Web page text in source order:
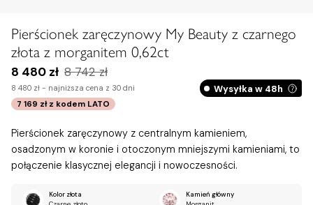
Pierścionek zaręczynowy My Beauty z czarnego
złota z morganitem 0,62ct
8 480 zł 8 742 zł
8 480 zł - najniższa cena z 30 dni
7 169 zł z kodem LATO
Wysyłka w 48h
Pierścionek zaręczynowy z centralnym kamieniem,
osadzonym w koronie i otoczonym mniejszymi kamieniami, to
połączenie klasycznej elegancji i nowoczesności.
Kolor złota
Kamień główny